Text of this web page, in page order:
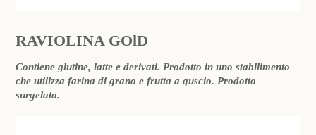
RAVIOLINA GOlD
Contiene glutine, latte e derivati. Prodotto in uno stabilimento
che utilizza farina di grano e frutta a guscio. Prodotto
surgelato.